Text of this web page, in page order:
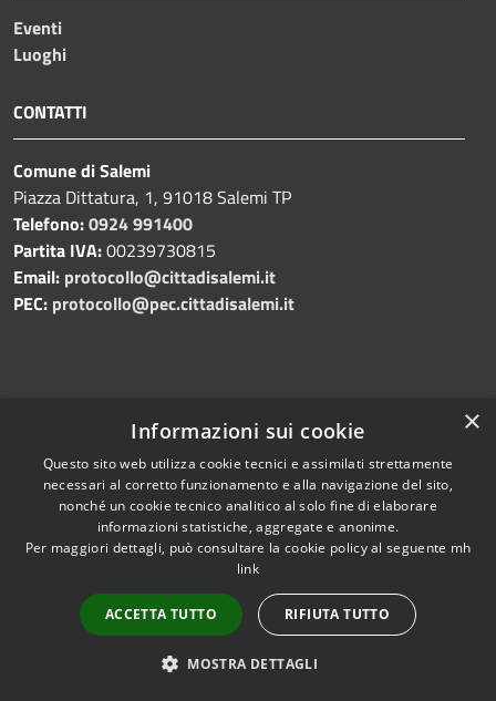
Eventi
Luoghi
CONTATTI
Comune di Salemi
Piazza Dittatura, 1, 91018 Salemi TP
Telefono:0924 991400
Partita IVA:00239730815
Email: protocollo@cittadisalemi.it
PEC: protocollo@pec.cittadisalemi.it
Prenotazione appuntamento
Segnalazione disservizio
Leggi le FAQ
Richiesta di assistenza
Amministrazione trasparente
Albo pretorio
Informativa privacy
×
Informazioni sui cookie
Questo sito web utilizza cookie tecnici e assimilati strettamente
necessari al corretto funzionamento e alla navigazione del sito,
nonché un cookie tecnico analitico al solo fine di elaborare
informazioni statistiche, aggregate e anonime.
Per maggiori dettagli, può consultare la cookie policy al seguente mh
link
ACCETTA TUTTO RIFIUTA TUTTO
MOSTRA DETTAGLI